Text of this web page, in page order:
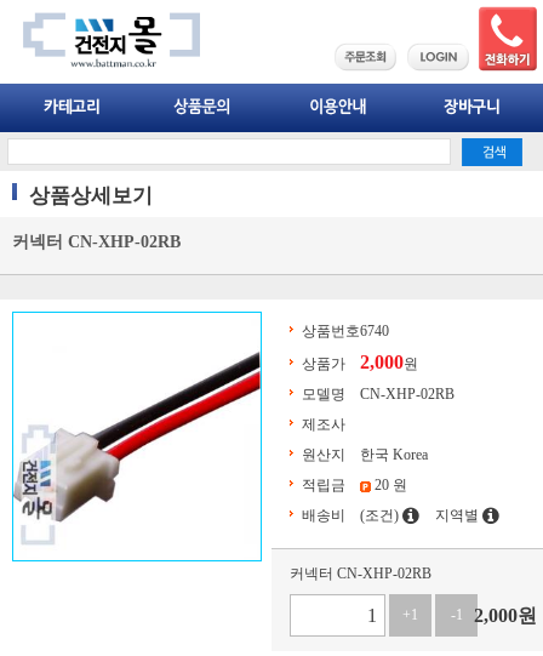
상품상세보기
커넥터 CN-XHP-02RB
상품번호6740
상품가
2,000원
모델명
CN-XHP-02RB
제조사
원산지
한국 Korea
적립금
20 원
배송비
(조건) 지역별
커넥터 CN-XHP-02RB
+1 -1 2,000원